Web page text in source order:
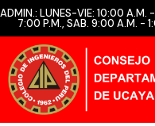
LUNES-VIE: 10:00 A.M.
7:00 P.M., SAB. 9:00 A.M. -